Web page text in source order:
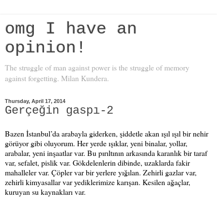
omg I have an
opinion!
The struggle of man against power is the struggle of memory
against forgetting. Milan Kundera.
Thursday, April 17, 2014
Gerçeğin gaspı-2
Bazen İstanbul’da arabayla giderken, şiddetle akan ışıl ışıl bir nehir
görüyor gibi oluyorum. Her yerde ışıklar, yeni binalar, yollar,
arabalar, yeni inşaatlar var. Bu pırıltının arkasında karanlık bir taraf
var, sefalet, pislik var. Gökdelenlerin dibinde, uzaklarda fakir
mahalleler var. Çöpler var bir yerlere yığılan. Zehirli gazlar var,
zehirli kimyasallar var yediklerimize karışan. Kesilen ağaçlar,
kuruyan su kaynakları var.